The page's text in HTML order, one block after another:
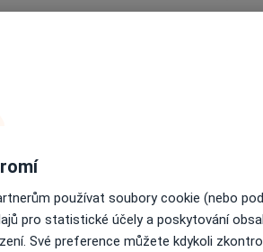
rezervace termínu není k
používat soubory cookie (nebo
pro statistické účely a poskytování
Své preference můžete kdykoli